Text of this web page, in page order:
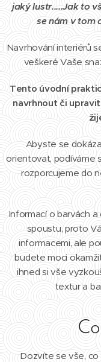
jaký lustr.....Jak to
se nám v tom
Navrhování interiérů
veškeré Vaše
Tento úvodní
navrhnout či
Abyste se
orientovat, podíváme
rozporcujeme do
Informací o barvách
spoustu, proto
informacemi, ale
budete moci
ihned si vše
textur a
Dozvíte se vše,